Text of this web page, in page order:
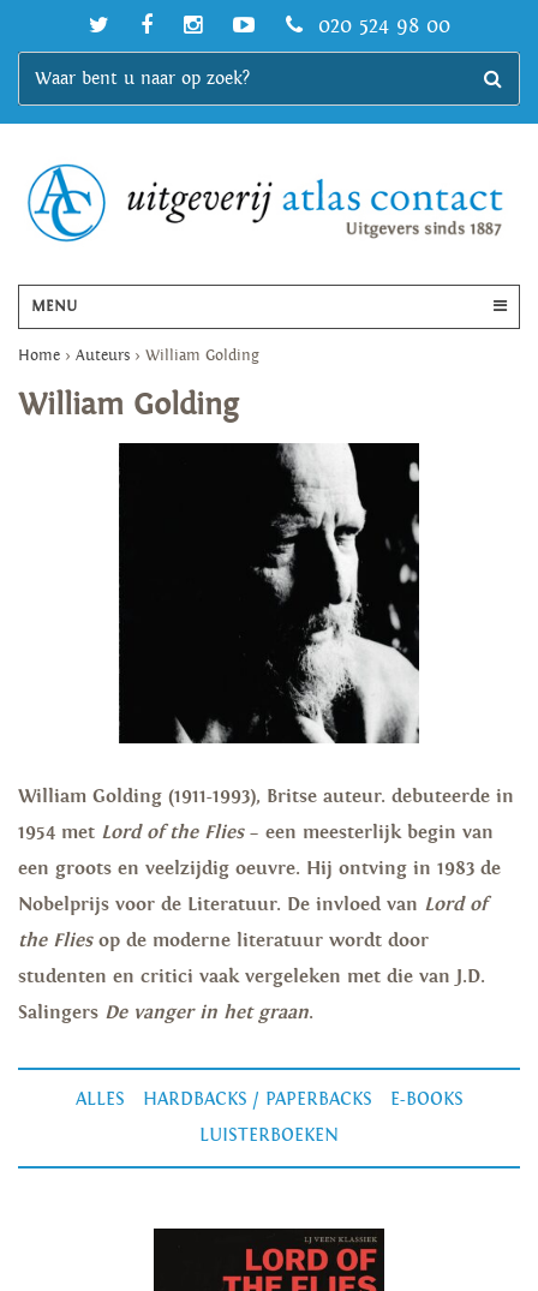
020 524 98 00
MENU
Home > Auteurs > William Golding
William Golding
William Golding (1911-1993), Britse auteur. debuteerde in
1954 met Lord of the Flies – een meesterlijk begin van
een groots en veelzijdig oeuvre. Hij ontving in 1983 de
Nobelprijs voor de Literatuur. De invloed van Lord of
the Flies op de moderne literatuur wordt door
studenten en critici vaak vergeleken met die van J.D.
Salingers De vanger in het graan.
ALLES HARDBACKS / PAPERBACKS
E-BOOKS
LUISTERBOEKEN